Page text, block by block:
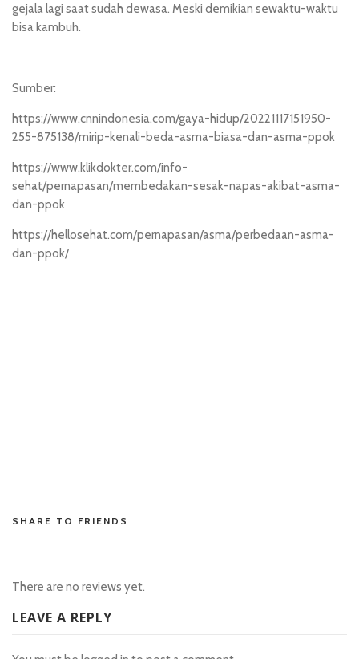
gejala lagi saat sudah dewasa. Meski demikian sewaktu-waktu
bisa kambuh.
Sumber:
https://www.cnnindonesia.com/gaya-hidup/20221117151950-
255-875138/mirip-kenali-beda-asma-biasa-dan-asma-ppok
https://www.klikdokter.com/info-
sehat/pernapasan/membedakan-sesak-napas-akibat-asma-
dan-ppok
https://hellosehat.com/pernapasan/asma/perbedaan-asma-
dan-ppok/
SHARE TO FRIENDS
There are no reviews yet.
LEAVE A REPLY